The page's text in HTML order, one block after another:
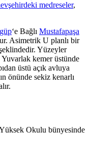
medreseler,
‘e Bağlı Mustafapaşa
Asimetrik U planlı bir
şeklindedir. Yüzeyler
kemer üstünde
üstü açık avluya
önünde sekiz kenarlı
Okulu bünyesinde